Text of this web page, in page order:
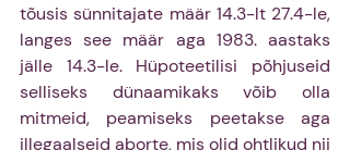
tõusis sünnitajate määr 14.3-lt 27.4-le,
langes see määr aga 1983. aastaks
jälle 14.3-le. Hüpoteetilisi põhjuseid
selliseks dünaamikaks võib olla
mitmeid, peamiseks peetakse aga
illegaalseid aborte, mis olid ohtlikud nii